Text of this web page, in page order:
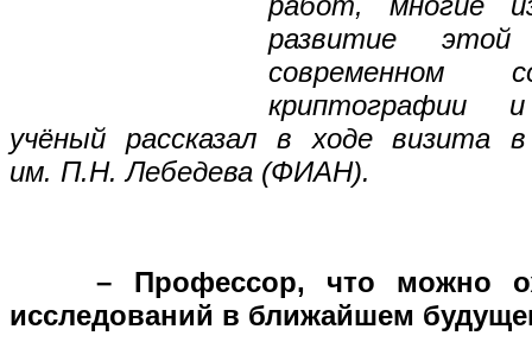
развитие
современном
криптографии
учёный рассказал в ходе визита
им. П.Н. Лебедева (ФИАН).
– Профессор, что можно
исследований в ближайшем